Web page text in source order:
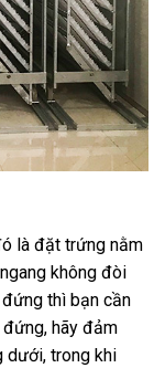
là đặt trứng nằm
không đòi
thì bạn cần
hãy đảm
dưới, trong khi